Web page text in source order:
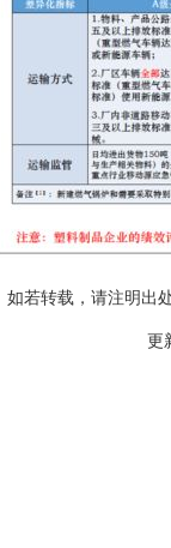
如若转载，请注明出
更